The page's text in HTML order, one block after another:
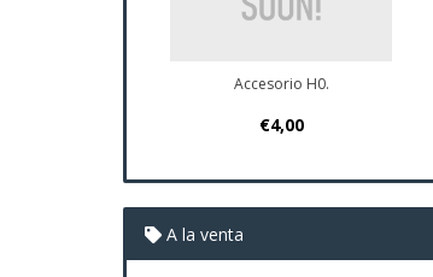
Accesorio H0.
A la venta